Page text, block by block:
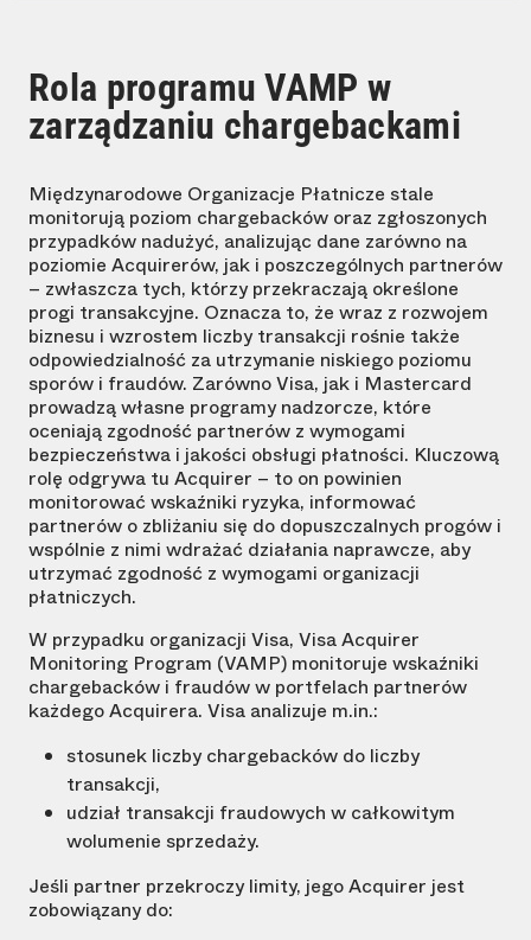
Rola programu VAMP w
zarządzaniu chargebackami
Międzynarodowe Organizacje Płatnicze stale
monitorują poziom chargebacków oraz zgłoszonych
przypadków nadużyć, analizując dane zarówno na
poziomie Acquirerów, jak i poszczególnych partnerów
– zwłaszcza tych, którzy przekraczają określone
progi transakcyjne. Oznacza to, że wraz z rozwojem
biznesu i wzrostem liczby transakcji rośnie także
odpowiedzialność za utrzymanie niskiego poziomu
sporów i fraudów. Zarówno Visa, jak i Mastercard
prowadzą własne programy nadzorcze, które
oceniają zgodność partnerów z wymogami
bezpieczeństwa i jakości obsługi płatności. Kluczową
rolę odgrywa tu Acquirer – to on powinien
monitorować wskaźniki ryzyka, informować
partnerów o zbliżaniu się do dopuszczalnych progów i
wspólnie z nimi wdrażać działania naprawcze, aby
utrzymać zgodność z wymogami organizacji
płatniczych.
W przypadku organizacji Visa, Visa Acquirer
Monitoring Program (VAMP) monitoruje wskaźniki
chargebacków i fraudów w portfelach partnerów
każdego Acquirera. Visa analizuje m.in.:
stosunek liczby chargebacków do liczby
transakcji,
udział transakcji fraudowych w całkowitym
wolumenie sprzedaży.
Jeśli partner przekroczy limity, jego Acquirer jest
zobowiązany do: